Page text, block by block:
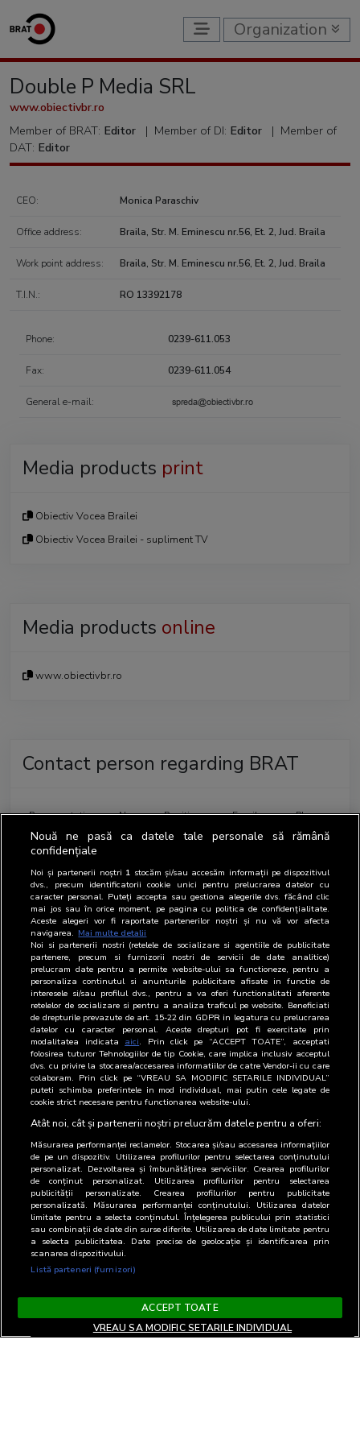
Organization
Double P Media SRL
www.obiectivbr.ro
Member of BRAT: Editor | Member of DI: Editor | Member of
DAT: Editor
CEO: Monica Paraschiv
Office address: Braila, Str. M. Eminescu nr.56, Et. 2, Jud. Braila
Work point address: Braila, Str. M. Eminescu nr.56, Et. 2, Jud. Braila
T.I.N.: RO 13392178
Phone: 0239-611.053
Fax: 0239-611.054
General e-mail:
Media products print
Obiectiv Vocea Brailei
Obiectiv Vocea Brailei - supliment TV
Media products online
www.obiectivbr.ro
Contact person regarding BRAT
Representatives Name Position Email Phone
BRAT
DAT
Silvia
Preda
Director
0239-
611.053
DI
Silvia
Preda
Director
0239-
611.053
Department
Department
chief
Position Email
Difuzare
Liviu
Puscasu
Coordonator
0239-
611.053
Publicitate Sorin Preda
Sef
Departament
Publicitate
0239-
Nouă ne pasă ca datele tale personale să rămână
confidențiale
Noi și partenerii noștri 1 stocăm și/sau accesăm informații pe dispozitivul
dvs., precum identificatorii cookie unici pentru prelucrarea datelor cu
caracter personal. Puteți accepta sau gestiona alegerile dvs. făcând clic
mai jos sau în orice moment, pe pagina cu politica de confidențialitate.
Aceste alegeri vor fi raportate partenerilor noștri și nu vă vor afecta
navigarea. Mai multe detalii
Noi si partenerii nostri (retelele de socializare si agentiile de publicitate
partenere, precum si furnizorii nostri de servicii de date analitice)
prelucram date pentru a permite website-ului sa functioneze, pentru a
personaliza continutul si anunturile publicitare afisate in functie de
interesele si/sau profilul dvs., pentru a va oferi functionalitati aferente
retelelor de socializare si pentru a analiza traficul pe website. Beneficiati
de drepturile prevazute de art. 15-22 din GDPR in legatura cu prelucrarea
datelor cu caracter personal. Aceste drepturi pot fi exercitate prin
modalitatea indicata aici. Prin click pe “ACCEPT TOATE”, acceptati
folosirea tuturor Tehnologiilor de tip Cookie, care implica inclusiv acceptul
dvs. cu privire la stocarea/accesarea informatiilor de catre Vendor-ii cu care
colaboram. Prin click pe “VREAU SA MODIFIC SETARILE INDIVIDUAL”
puteti schimba preferintele in mod individual, mai putin cele legate de
cookie strict necesare pentru functionarea website-ului.
Atât noi, cât și partenerii noștri prelucrăm datele pentru a oferi:
Măsurarea performanței reclamelor. Stocarea și/sau accesarea informațiilor
de pe un dispozitiv. Utilizarea profilurilor pentru selectarea conținutului
personalizat. Dezvoltarea și îmbunătățirea serviciilor. Crearea profilurilor
de conținut personalizat. Utilizarea profilurilor pentru selectarea
publicității personalizate. Crearea profilurilor pentru publicitate
personalizată. Măsurarea performanței conținutului. Utilizarea datelor
limitate pentru a selecta conținutul. Înțelegerea publicului prin statistici
sau combinații de date din surse diferite. Utilizarea de date limitate pentru
a selecta publicitatea. Date precise de geolocație și identificarea prin
scanarea dispozitivului.
Listă parteneri (furnizori)
ACCEPT TOATE
VREAU SA MODIFIC SETARILE INDIVIDUAL